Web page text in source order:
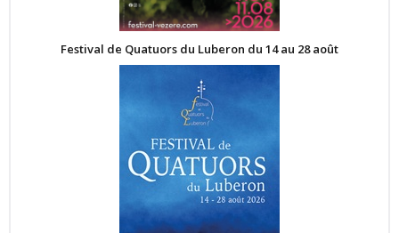
Festival de Quatuors du Luberon du 14 au 28 août